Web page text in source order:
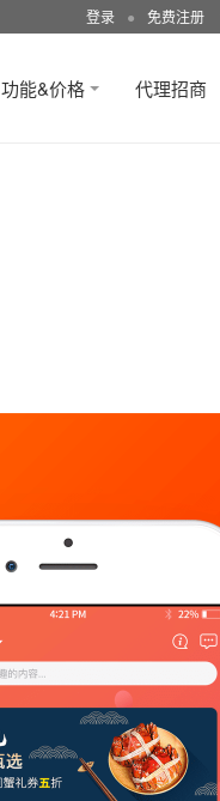
登录 ● 免费注册
功能&价格 代理招商